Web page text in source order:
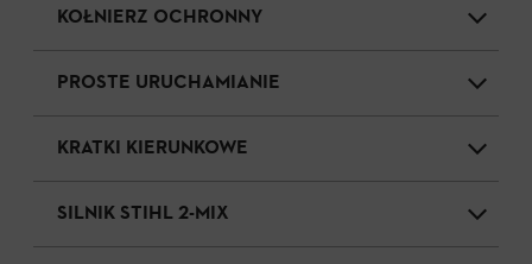
KOŁNIERZ OCHRONNY
PROSTE URUCHAMIANIE
KRATKI KIERUNKOWE
SILNIK STIHL 2-MIX